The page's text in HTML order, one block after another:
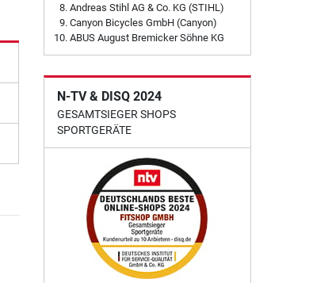
Andreas Stihl AG & Co. KG (STIHL)
Canyon Bicycles GmbH (Canyon)
ABUS August Bremicker Söhne KG
N-TV & DISQ 2024
GESAMTSIEGER SHOPS
SPORTGERÄTE